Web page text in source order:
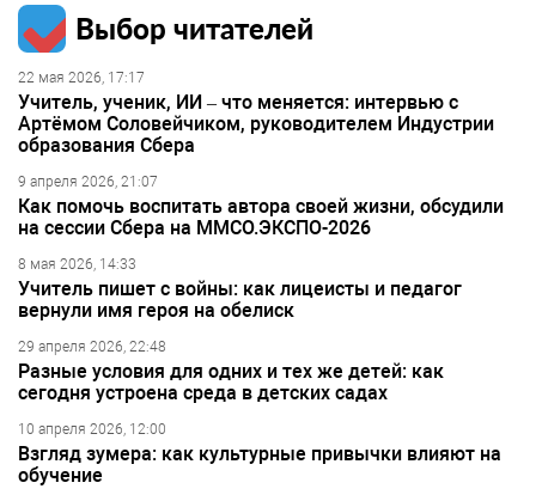
Выбор читателей
22 мая 2026, 17:17
Учитель, ученик, ИИ – что меняется: интервью с
Артёмом Соловейчиком, руководителем Индустрии
образования Сбера
9 апреля 2026, 21:07
Как помочь воспитать автора своей жизни, обсудили
на сессии Сбера на ММСО.ЭКСПО-2026
8 мая 2026, 14:33
Учитель пишет с войны: как лицеисты и педагог
вернули имя героя на обелиск
29 апреля 2026, 22:48
Разные условия для одних и тех же детей: как
сегодня устроена среда в детских садах
10 апреля 2026, 12:00
Взгляд зумера: как культурные привычки влияют на
обучение